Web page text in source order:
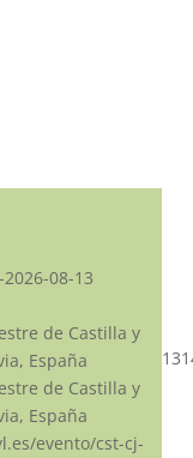
08-13
de Castilla y
España
de Castilla y
España
evento/cst-cj-
13